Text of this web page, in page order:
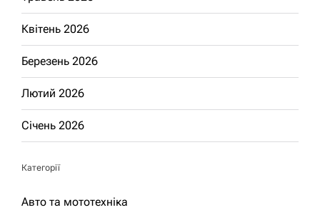
Квітень 2026
Березень 2026
Лютий 2026
Січень 2026
Категорії
Авто та мототехніка